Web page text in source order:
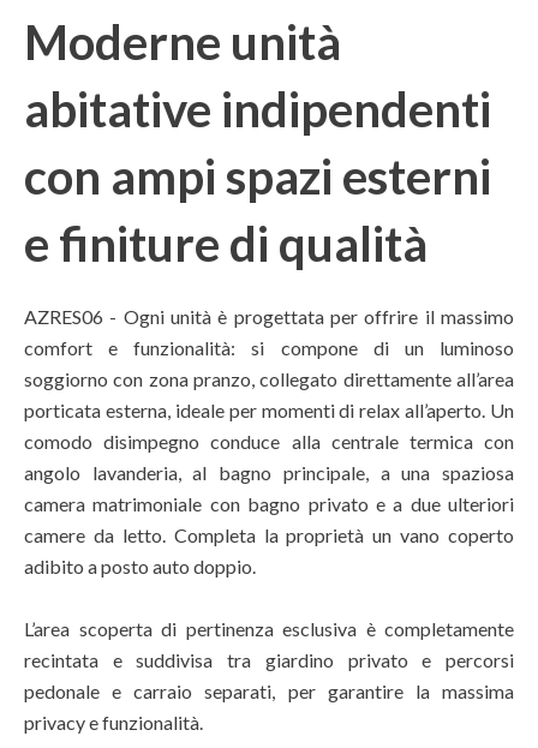
Moderne unità
abitative indipendenti
con ampi spazi esterni
e finiture di qualità
AZRES06 - Ogni unità è progettata per offrire il massimo
comfort e funzionalità: si compone di un luminoso
soggiorno con zona pranzo, collegato direttamente all’area
porticata esterna, ideale per momenti di relax all’aperto. Un
comodo disimpegno conduce alla centrale termica con
angolo lavanderia, al bagno principale, a una spaziosa
camera matrimoniale con bagno privato e a due ulteriori
camere da letto. Completa la proprietà un vano coperto
adibito a posto auto doppio.
L’area scoperta di pertinenza esclusiva è completamente
recintata e suddivisa tra giardino privato e percorsi
pedonale e carraio separati, per garantire la massima
privacy e funzionalità.